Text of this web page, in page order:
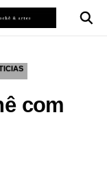
com